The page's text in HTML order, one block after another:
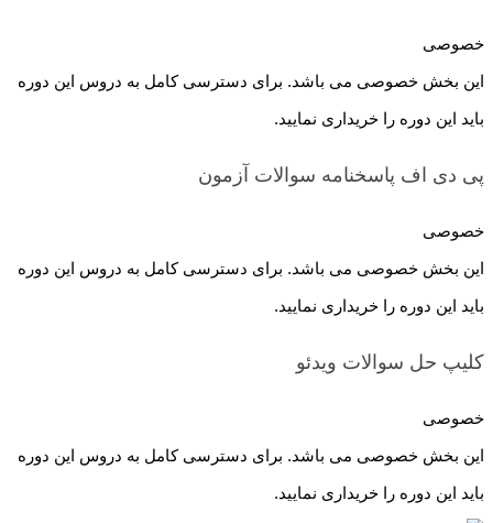
خصوصی
این بخش خصوصی می باشد. برای دسترسی کامل به دروس این دوره
باید این دوره را خریداری نمایید.
پی دی اف پاسخنامه سوالات آزمون
خصوصی
این بخش خصوصی می باشد. برای دسترسی کامل به دروس این دوره
باید این دوره را خریداری نمایید.
کلیپ حل سوالات ویدئو
خصوصی
این بخش خصوصی می باشد. برای دسترسی کامل به دروس این دوره
باید این دوره را خریداری نمایید.